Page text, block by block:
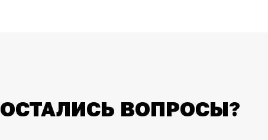
ОСТАЛИСЬ ВОПРОСЫ?